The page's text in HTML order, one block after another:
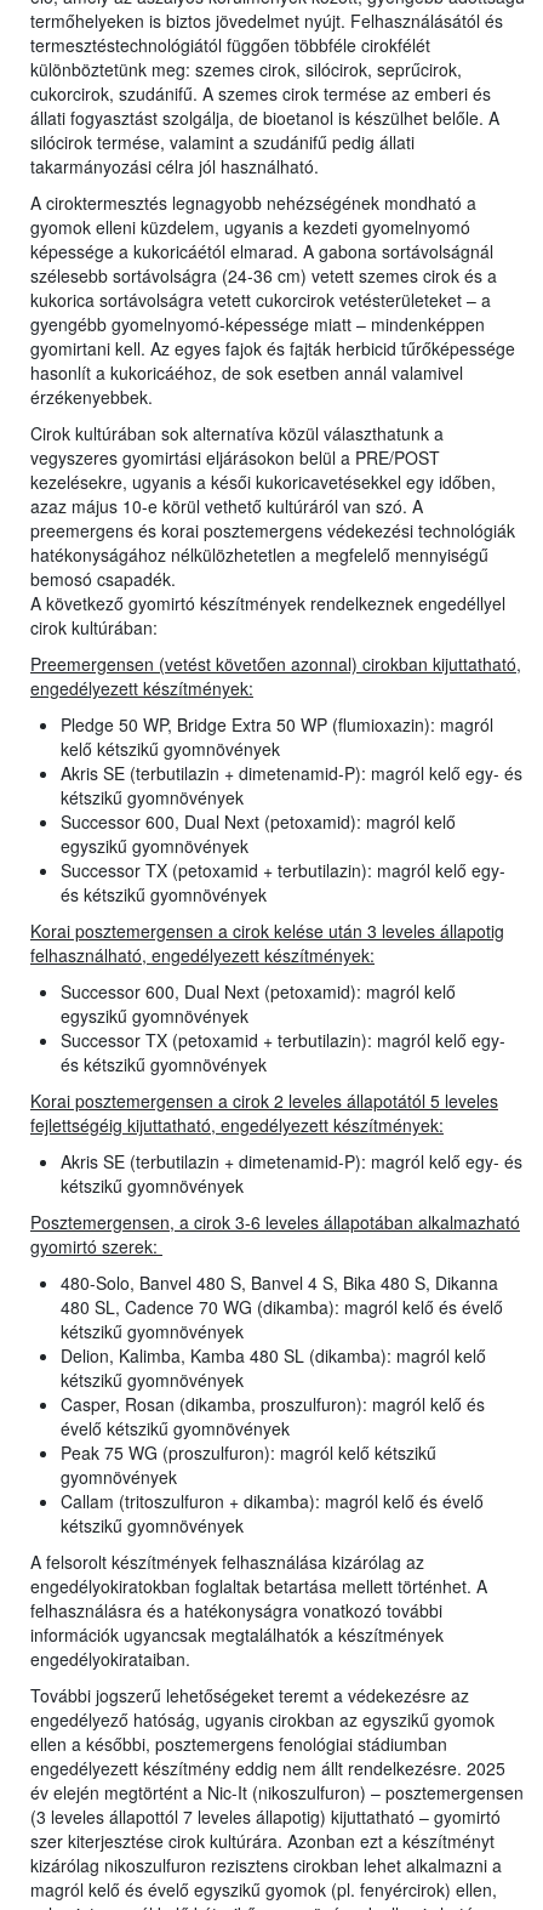
termőhelyeken is biztos jövedelmet nyújt. Felhasználásától és
termesztéstechnológiától függően többféle cirokfélét
különböztetünk meg: szemes cirok, silócirok, seprűcirok,
cukorcirok, szudánifű. A szemes cirok termése az emberi és
állati fogyasztást szolgálja, de bioetanol is készülhet belőle. A
silócirok termése, valamint a szudánifű pedig állati
takarmányozási célra jól használható.
A ciroktermesztés legnagyobb nehézségének mondható a
gyomok elleni küzdelem, ugyanis a kezdeti gyomelnyomó
képessége a kukoricáétól elmarad. A gabona sortávolságnál
szélesebb sortávolságra (24-36 cm) vetett szemes cirok és a
kukorica sortávolságra vetett cukorcirok vetésterületeket – a
gyengébb gyomelnyomó-képessége miatt – mindenképpen
gyomirtani kell. Az egyes fajok és fajták herbicid tűrőképessége
hasonlít a kukoricáéhoz, de sok esetben annál valamivel
érzékenyebbek.
Cirok kultúrában sok alternatíva közül választhatunk a
vegyszeres gyomirtási eljárásokon belül a PRE/POST
kezelésekre, ugyanis a késői kukoricavetésekkel egy időben,
azaz május 10-e körül vethető kultúráról van szó. A
preemergens és korai posztemergens védekezési technológiák
hatékonyságához nélkülözhetetlen a megfelelő mennyiségű
bemosó csapadék.
A következő gyomirtó készítmények rendelkeznek engedéllyel
cirok kultúrában:
Preemergensen (vetést követően azonnal) cirokban kijuttatható,
engedélyezett készítmények:
Pledge 50 WP, Bridge Extra 50 WP (flumioxazin): magról
kelő kétszikű gyomnövények
Akris SE (terbutilazin + dimetenamid-P): magról kelő egy- és
kétszikű gyomnövények
Successor 600, Dual Next (petoxamid): magról kelő
egyszikű gyomnövények
Successor TX (petoxamid + terbutilazin): magról kelő egy-
és kétszikű gyomnövények
Korai posztemergensen a cirok kelése után 3 leveles állapotig
felhasználható, engedélyezett készítmények:
Successor 600, Dual Next (petoxamid): magról kelő
egyszikű gyomnövények
Successor TX (petoxamid + terbutilazin): magról kelő egy-
és kétszikű gyomnövények
Korai posztemergensen a cirok 2 leveles állapotától 5 leveles
fejlettségéig kijuttatható, engedélyezett készítmények:
Akris SE (terbutilazin + dimetenamid-P): magról kelő egy- és
kétszikű gyomnövények
Posztemergensen, a cirok 3-6 leveles állapotában alkalmazható
gyomirtó szerek:
480-Solo, Banvel 480 S, Banvel 4 S, Bika 480 S, Dikanna
480 SL, Cadence 70 WG (dikamba): magról kelő és évelő
kétszikű gyomnövények
Delion, Kalimba, Kamba 480 SL (dikamba): magról kelő
kétszikű gyomnövények
Casper, Rosan (dikamba, proszulfuron): magról kelő és
évelő kétszikű gyomnövények
Peak 75 WG (proszulfuron): magról kelő kétszikű
gyomnövények
Callam (tritoszulfuron + dikamba): magról kelő és évelő
kétszikű gyomnövények
A felsorolt készítmények felhasználása kizárólag az
engedélyokiratokban foglaltak betartása mellett történhet. A
felhasználásra és a hatékonyságra vonatkozó további
információk ugyancsak megtalálhatók a készítmények
engedélyokirataiban.
További jogszerű lehetőségeket teremt a védekezésre az
engedélyező hatóság, ugyanis cirokban az egyszikű gyomok
ellen a későbbi, posztemergens fenológiai stádiumban
engedélyezett készítmény eddig nem állt rendelkezésre. 2025
év elején megtörtént a Nic-It (nikoszulfuron) – posztemergensen
(3 leveles állapottól 7 leveles állapotig) kijuttatható – gyomirtó
szer kiterjesztése cirok kultúrára. Azonban ezt a készítményt
kizárólag nikoszulfuron rezisztens cirokban lehet alkalmazni a
magról kelő és évelő egyszikű gyomok (pl. fenyércirok) ellen,